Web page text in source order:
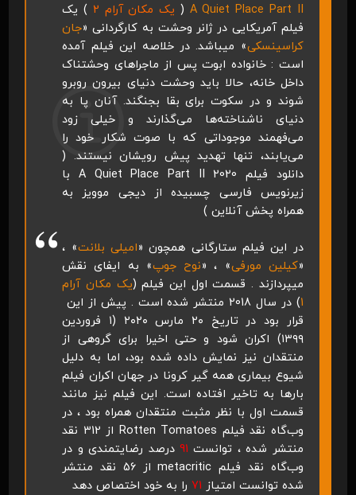
A Quiet Place Part II
( یک مکان آرام 2 ) یک
فیلم آمریکایی در ژانر وحشت به کارگردانی «جان
کراسینسکی» میباشد. در خلاصه این فیلم آمده
است : خانواده ابوت پس از ماجراهای وحشتناک
داخل خانه، حالا باید وحشت دنیای بیرون روبرو
شوند و در سکوت برای بقا بجنگند. آنان پا به
دنیای ناشناخته‌ها می‌گذارند و خیلی زود
می‌فهمند موجوداتی که با صوت شکار خود را
می‌یابند، تنها تهدید پیش رویشان نیستند. (
دانلود فیلم A Quiet Place Part II 2020 با
زیرنویس فارسی چسبیده از دیجی موویز به
همراه پخش آنلاین )
در این فیلم ستارگانی همچون «امیلی بلانت» ،
«کیلین مورفی» ، «نوح جوپ» به ایفای نقش
میپردازند . قسمت اول این فیلم (یک مکان آرام
1) در سال 2018 منتشر شده است . پیش از این
قرار بود در تاریخ ۲۰ مارس ۲۰۲۰
(۱ فروردین
۱۳۹۹) اکران شود و حتی اخیرا برای گروهی از
منتقدان نیز نمایش داده شده بود، اما به دلیل
شیوع بیماری همه گیر کرونا در جهان اکران فیلم
بارها به تاخیر افتاده است. این فیلم نیز مانند
قسمت اول با نظر مثبت منتقدان همراه بود ، در
وب‌گاه نقد فیلم
از 312 نقد
منتشر شده ، توانست 91 درصد رضایتمندی و در
وب‌گاه نقد فیلم metacritic
از 56 نقد منتشر
شده توانست امتیاز 71 را به خود اختصاص دهد